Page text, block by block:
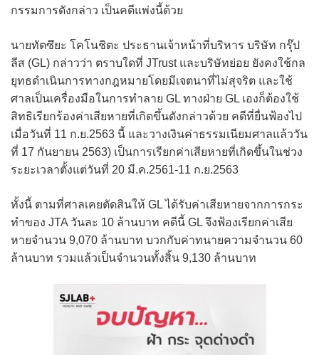
กรรมการดังกล่าว เป็นคดีแพ่งนี้ด้วย
นายทัตซึยะ โคโนชิตะ ประธานเจ้าหน้าที่บริหาร บริษัท กรุ๊ป
ลีส (GL) กล่าวว่า ตราบใดที่ JTrust และบริษัทย่อย ยังคงใช้กล
ยุทธดำเนินการทางกฎหมายโดยมีเจตนาที่ไม่สุจริต และใช้
ศาลเป็นเครื่องมือในการทำลาย GL ทางฝ่าย GL เองก็ต้องใช้
สิทธิเรียกร้องค่าเสียหายที่เกิดขึ้นดังกล่าวด้วย คดีที่ยื่นฟ้องไป
เมื่อวันที่ 11 ก.ย.2563 นี้ และวางเงินค่าธรรมเนียมศาลแล้ววัน
ที่ 17 กันยายน 2563) เป็นการเรียกค่าเสียหายที่เกิดขึ้นในช่วง
ระยะเวลาตั้งแต่วันที่ 20 มี.ค.2561-11 ก.ย.2563
ทั้งนี้ ตามที่ศาลเคยตัดสินให้ GL ได้รับค่าเสียหายจากการกระ
ทำของ JTA วันละ 10 ล้านบาท คดีนี้ GL จึงฟ้องเรียกค่าเสีย
หายจำนวน 9,070 ล้านบาท บวกกับค่าทนายความจำนวน 60
ล้านบาท รวมแล้วเป็นจำนวนทั้งสิ้น 9,130 ล้านบาท